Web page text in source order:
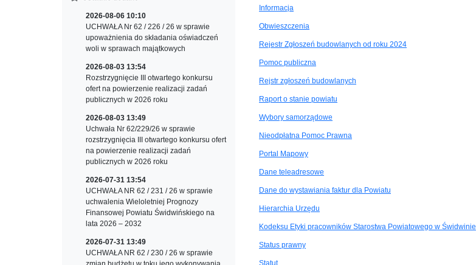
2026-08-06 10:10
UCHWAŁA Nr 62 / 226 / 26 w sprawie
upoważnienia do składania oświadczeń
woli w sprawach majątkowych
2026-08-03 13:54
Rozstrzygnięcie III otwartego konkursu
ofert na powierzenie realizacji zadań
publicznych w 2026 roku
2026-08-03 13:49
Uchwała Nr 62/229/26 w sprawie
rozstrzygnięcia III otwartego konkursu ofert
na powierzenie realizacji zadań
publicznych w 2026 roku
2026-07-31 13:54
UCHWAŁA NR 62 / 231 / 26 w sprawie
uchwalenia Wieloletniej Prognozy
Finansowej Powiatu Świdwińskiego na
lata 2026 – 2032
2026-07-31 13:49
UCHWAŁA NR 62 / 230 / 26 w sprawie
Informacja
Obwieszczenia
Rejestr Zgłoszeń budowlanych od roku 2024
Pomoc publiczna
Rejstr zgłoszeń budowlanych
Raport o stanie powiatu
Wybory samorządowe
Nieodpłatna Pomoc Prawna
Portal Mapowy
Dane teleadresowe
Dane do wystawiania faktur dla Powiatu
Hierarchia Urzędu
Kodeksu Etyki pracowników Starostwa Powiatowego w Świdwinie
Status prawny
Statut